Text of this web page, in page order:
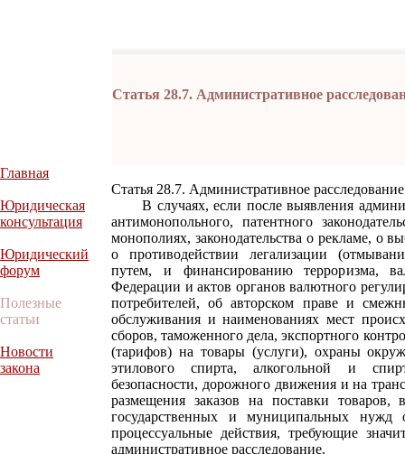
Статья 28.7. Административное
Главная
Юридическая
консультация
Юридический
форум
Полезные
статьи
Новости
закона
Статья 28.7. Административное расследование
В случаях, если после выявления
антимонопольного, патентного
монополиях, законодательства о рекламе, о
о противодействии легализации
путем, и финансированию терроризма,
Федерации и актов органов валютного
потребителей, об авторском праве и
обслуживания и наименованиях мест
сборов, таможенного дела, экспортного
(тарифов) на товары (услуги), охраны
этилового спирта, алкогольной и
безопасности, дорожного движения и на
размещения заказов на поставки товаров,
государственных и муниципальных нужд
процессуальные действия, требующие
административное расследование.